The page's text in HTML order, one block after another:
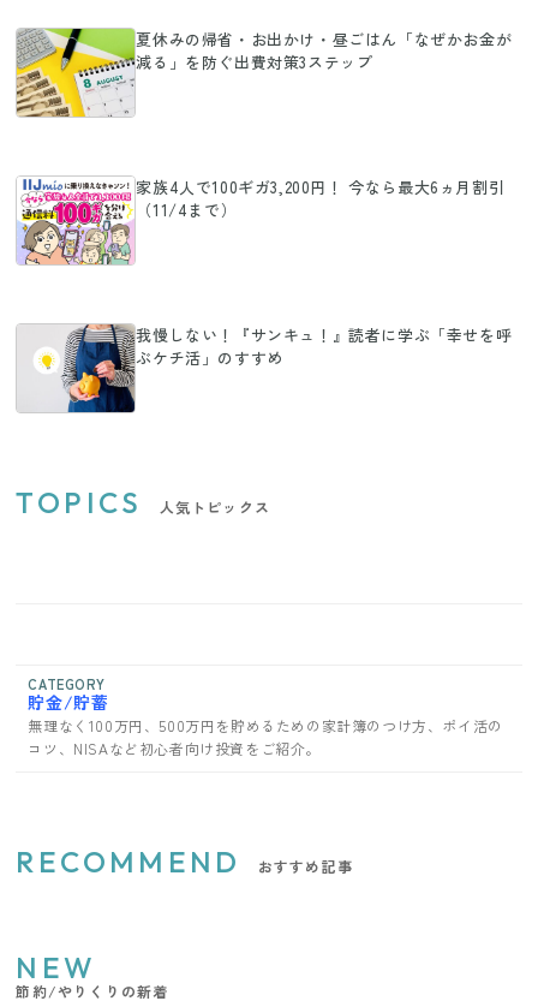
夏休みの帰省・お出かけ・昼ごはん「なぜかお金が
減る」を防ぐ出費対策3ステップ
家族4人で100ギガ3,200円！ 今なら最大6ヵ月割引
（11/4まで）
我慢しない！『サンキュ！』読者に学ぶ「幸せを呼
ぶケチ活」のすすめ
TOPICS 人気トピックス
CATEGORY
貯金/貯蓄
無理なく100万円、500万円を貯めるための家計簿のつけ方、ポイ活の
コツ、NISAなど初心者向け投資をご紹介。
RECOMMEND おすすめ記事
NEW
節約/やりくりの新着